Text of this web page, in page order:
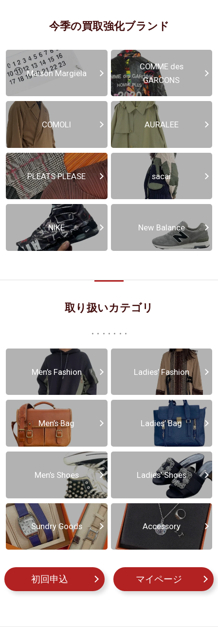
今季の買取強化ブランド
Maison Margiela
COMME des
GARCONS
COMOLI AURALEE
PLEATS PLEASE sacai
NIKE New Balance
取り扱いカテゴリ
Men’s Fashion Ladies’ Fashion
Men’s Bag Ladies’ Bag
Men’s Shoes Ladies’ Shoes
Sundry Goods Accessory
初回申込 マイページ